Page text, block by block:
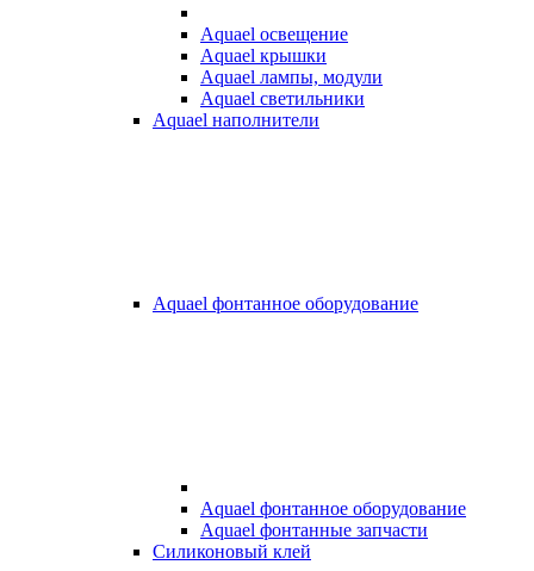
Aquael освещение
Aquael крышки
Aquael лампы, модули
Aquael светильники
Aquael наполнители
Aquael фонтанное оборудование
Aquael фонтанное оборудование
Aquael фонтанные запчасти
Силиконовый клей